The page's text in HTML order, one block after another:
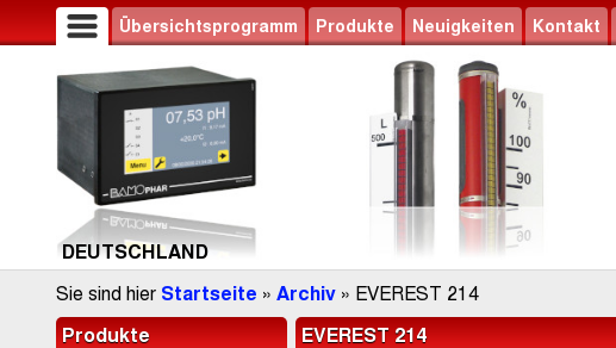
Übersichtsprogramm Produkte Neuigkeiten Kontakt
DEUTSCHLAND
Sie sind hier Startseite » Archiv » EVEREST 214
Produkte EVEREST 214